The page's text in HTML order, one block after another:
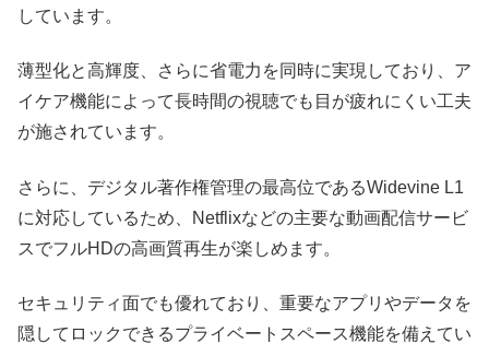
しています。
薄型化と高輝度、さらに省電力を同時に実現しており、ア
イケア機能によって長時間の視聴でも目が疲れにくい工夫
が施されています。
さらに、デジタル著作権管理の最高位であるWidevine L1
に対応しているため、Netflixなどの主要な動画配信サービ
スでフルHDの高画質再生が楽しめます。
セキュリティ面でも優れており、重要なアプリやデータを
隠してロックできるプライベートスペース機能を備えてい